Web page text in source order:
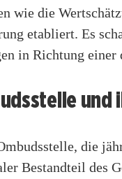
wie die
etabliert. Es
in Richtung
und
die
Bestandteil des